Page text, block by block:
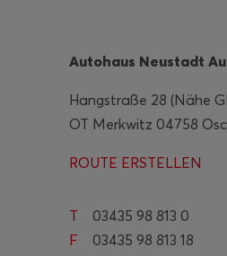
Autohaus Neustadt
Hangstraße 28 (Nähe
OT Merkwitz 04758
ROUTE ERSTELLEN
T
03435 98 813 0
F
03435 98 813 18